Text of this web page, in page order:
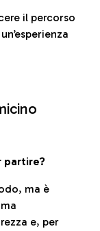
il percorso
partire?
ma è
e, per